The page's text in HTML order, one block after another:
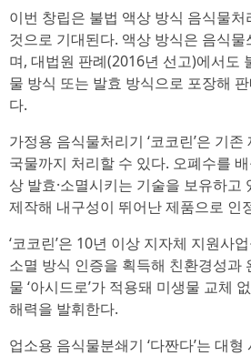
이번 창립은 불법 액상 방식 음식물
것으로 기대된다. 액상 방식은 음식
며, 대법원 판례(2016년 선고)에서도
물 방식 또는 발효 방식으로 포장해
다.
가정용 음식물처리기 ‘코코린’은 기
국물까지 처리할 수 있다. 오폐수를
상 발효·소멸시키는 기술을 보유하
제작해 내구성이 뛰어난 제품으로 인
‘코코린’은 10년 이상 지자체 지원사
소멸 방식 인증을 획득해 친환경성
물 ‘아시드로’가 적용돼 미생물 교체
해력을 발휘한다.
업소용 음식물분쇄기 ‘다짠다’는 대